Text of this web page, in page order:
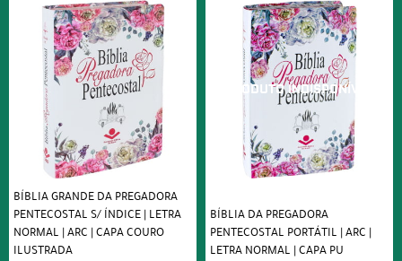
BÍBLIA GRANDE DA PREGADORA
PENTECOSTAL S/ ÍNDICE | LETRA
NORMAL | ARC | CAPA COURO
ILUSTRADA
BÍBLIA DA PREGADORA
PENTECOSTAL PORTÁTIL | ARC |
LETRA NORMAL | CAPA PU